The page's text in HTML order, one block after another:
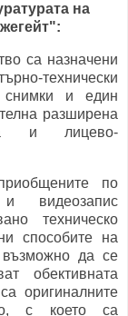
на
са назначени
технически
и един
разширена
и лицево-
по
видеозапис
техническо
способите на
да се
обективната
оригиналните
с което са